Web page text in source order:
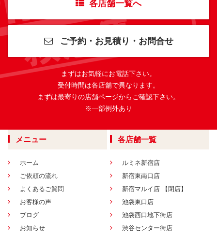
各店舗一覧へ
ご予約・お見積り・お問合せ
まずはお気軽にお電話下さい。
受付時間は各店舗で異なります。
まずは最寄りの店舗ページからご確認下さい。
※一部例外あり
メニュー
ホーム
ご依頼の流れ
よくあるご質問
お客様の声
ブログ
お知らせ
各店舗一覧
ルミネ新宿店
新宿東南口店
新宿マルイ店 【閉店】
池袋東口店
池袋西口地下街店
渋谷センター街店